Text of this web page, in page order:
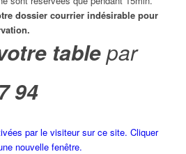
dossier courrier indésirable pour
tablepar
94
par le visiteur sur ce site. Cliquer
nouvelle fenêtre.